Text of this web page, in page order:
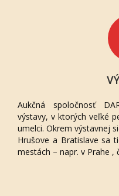
Aukčná spoločnosť
výstavy, v ktorých veľké
umelci. Okrem výstavnej
Hrušove a Bratislave sa
mestách – napr. v Prahe ,